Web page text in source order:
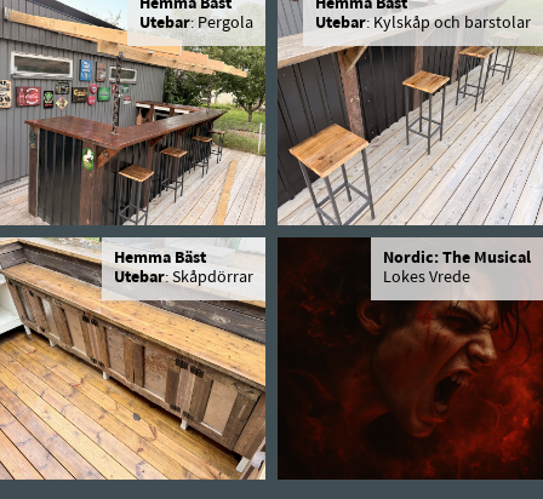
Hemma Bäst
Utebar: Pergola
Hemma Bäst
Utebar: Kylskåp och barstolar
Hemma Bäst
Utebar: Skåpdörrar
Nordic: The Musical
Lokes Vrede